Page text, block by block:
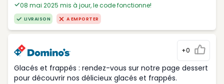
08 mai 2025 mis à jour, le code fonctionne!
LIVRAISON A EMPORTER
+0
Glacés et frappés : rendez-vous sur notre page dessert
pour découvrir nos délicieux glacés et frappés.